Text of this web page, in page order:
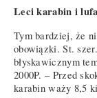
Leci karabin i lufa
Tym bardziej, że
obowiązki. St.
błyskawicznym
2000P. – Przed
karabin waży 8,5